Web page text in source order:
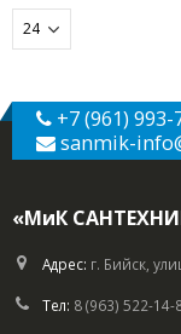
+7 (961) 993-
sanmik-info
«МиК
Адрес: г. Бийск,
Тел: 8 (963) 522-14-